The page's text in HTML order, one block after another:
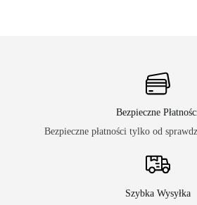
Bezpieczne
Bezpieczne płatności tylko od
Szybka Wysyłka